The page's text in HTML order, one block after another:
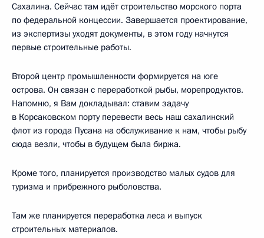
Сахалина. Сейчас там идёт строительство морского порта
по федеральной концессии. Завершается проектирование,
из экспертизы уходят документы, в этом году начнутся
первые строительные работы.
Второй центр промышленности формируется на юге
острова. Он связан с переработкой рыбы, морепродуктов.
Напомню, я Вам докладывал: ставим задачу
в Корсаковском порту перевести весь наш сахалинский
флот из города Пусана на обслуживание к нам, чтобы рыбу
сюда везли, чтобы в будущем была биржа.
Кроме того, планируется производство малых судов для
туризма и прибрежного рыболовства.
Там же планируется переработка леса и выпуск
строительных материалов.